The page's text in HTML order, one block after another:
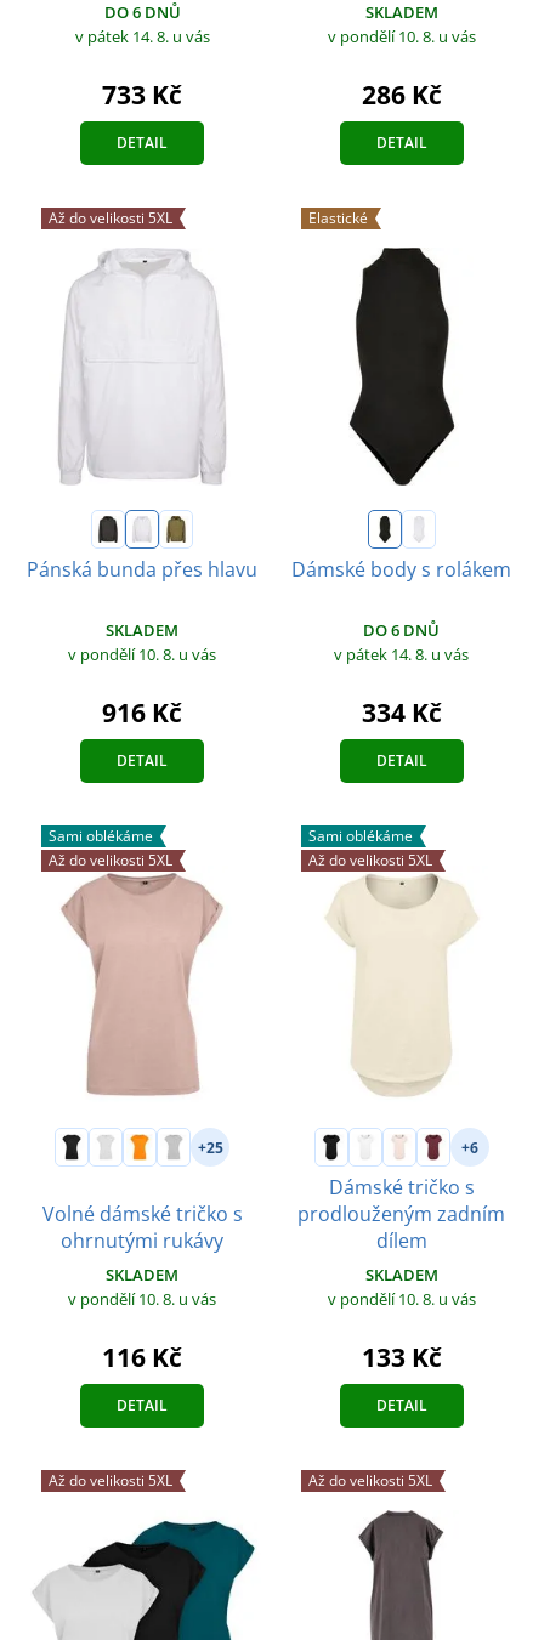
DO 6 DNŮ
v pátek 14. 8. u vás
733 Kč
DETAIL
SKLADEM
v pondělí 10. 8. u vás
286 Kč
DETAIL
Až do velikosti 5XL
Pánská bunda přes hlavu
SKLADEM
v pondělí 10. 8. u vás
916 Kč
DETAIL
Elastické
Dámské body s rolákem
DO 6 DNŮ
v pátek 14. 8. u vás
334 Kč
DETAIL
Sami oblékáme
Až do velikosti 5XL
+25
Volné dámské tričko s
ohrnutými rukávy
SKLADEM
v pondělí 10. 8. u vás
116 Kč
DETAIL
Sami oblékáme
Až do velikosti 5XL
+6
Dámské tričko s
prodlouženým zadním
dílem
SKLADEM
v pondělí 10. 8. u vás
133 Kč
DETAIL
Až do velikosti 5XL Až do velikosti 5XL